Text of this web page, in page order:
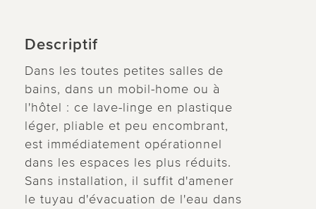
Descriptif
Dans les toutes petites salles de
bains, dans un mobil-home ou à
l'hôtel : ce lave-linge en plastique
léger, pliable et peu encombrant,
est immédiatement opérationnel
dans les espaces les plus réduits.
Sans installation, il suffit d'amener
le tuyau d'évacuation de l'eau dans